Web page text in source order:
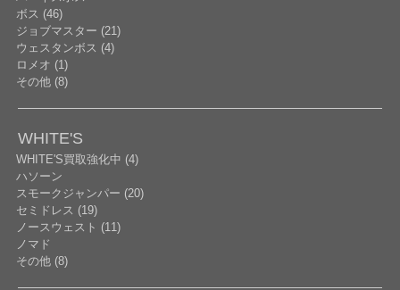
ボス (46)
ジョブマスター (21)
ウェスタンボス (4)
ロメオ (1)
その他 (8)
WHITE'S
WHITE'S買取強化中 (4)
ハソーン
スモークジャンパー (20)
セミドレス (19)
ノースウェスト (11)
ノマド
その他 (8)